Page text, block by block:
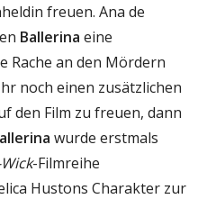
freuen. Ana de
Ballerina eine
Rache an den Mördern
noch einen zusätzlichen
den Film zu freuen, dann
wurde erstmals
-Filmreihe
Hustons Charakter zur